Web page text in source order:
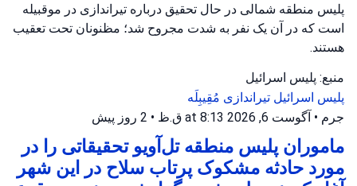
پلیس منطقه شمالی در حال تحقیق درباره تیراندازی در موقبیله
است که در آن یک نفر به شدت مجروح شد؛ مظنونان تحت تعقیب
هستند.
منبع: پلیس اسرائیل
پلیس اسرائیل تیراندازی مُقِیبِلَه
جرم • آگوست 6, 2026 at 8:13 ق.ظ • 2 روز پیش
ماموران پلیس منطقه تل‌آویو تحقیقاتی را در
مورد حادثه مشکوک پرتاب سلاح در این شهر